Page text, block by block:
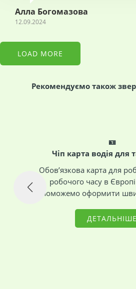
Алла Богомазова
12.09.2024
LOAD MORE
Рекомендуємо також
🪪
Чіп карта водія для
Обов’язкова карта для
робочого часу в Європі
Допоможемо оформити
ДЕТАЛЬНІШЕ